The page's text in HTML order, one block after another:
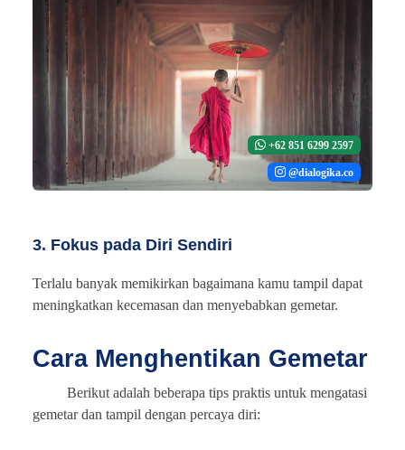
+62 851 6299 2597
@dialogika.co
3. Fokus pada Diri Sendiri
Terlalu banyak memikirkan bagaimana kamu tampil dapat
meningkatkan kecemasan dan menyebabkan gemetar.
Cara Menghentikan Gemetar
Berikut adalah beberapa tips praktis untuk mengatasi
gemetar dan tampil dengan percaya diri: